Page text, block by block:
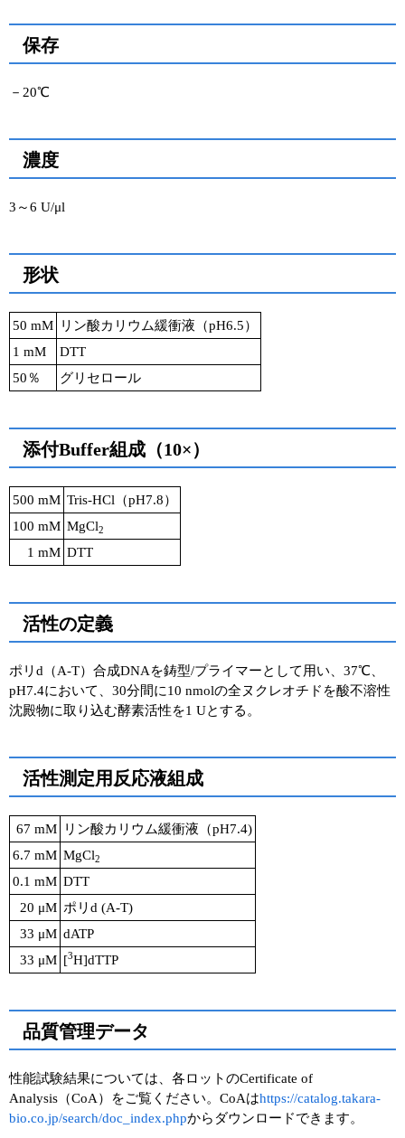
ユーザーズボイス集
動画ライブラリー
保存
－20℃
濃度
3～6 U/μl
形状
50 mM
リン酸カリウム緩衝液（pH6.5）
1 mM
DTT
50％
グリセロール
添付Buffer組成（10×）
500 mM Tris-HCl（pH7.8）
100 mM MgCl2
1 mM DTT
活性の定義
ポリd（A-T）合成DNAを鋳型/プライマーとして用い、37℃、
pH7.4において、30分間に10 nmolの全ヌクレオチドを酸不溶性
沈殿物に取り込む酵素活性を1 Uとする。
活性測定用反応液組成
67 mM
リン酸カリウム緩衝液（pH7.4)
6.7 mM MgCl2
0.1 mM DTT
20 μM ポリd (A-T)
33 μM dATP
33 μM [3H]dTTP
品質管理データ
性能試験結果については、各ロットのCertificate of
Analysis（CoA）をご覧ください。CoAはhttps://catalog.takara-
bio.co.jp/search/doc_index.phpからダウンロードできます。